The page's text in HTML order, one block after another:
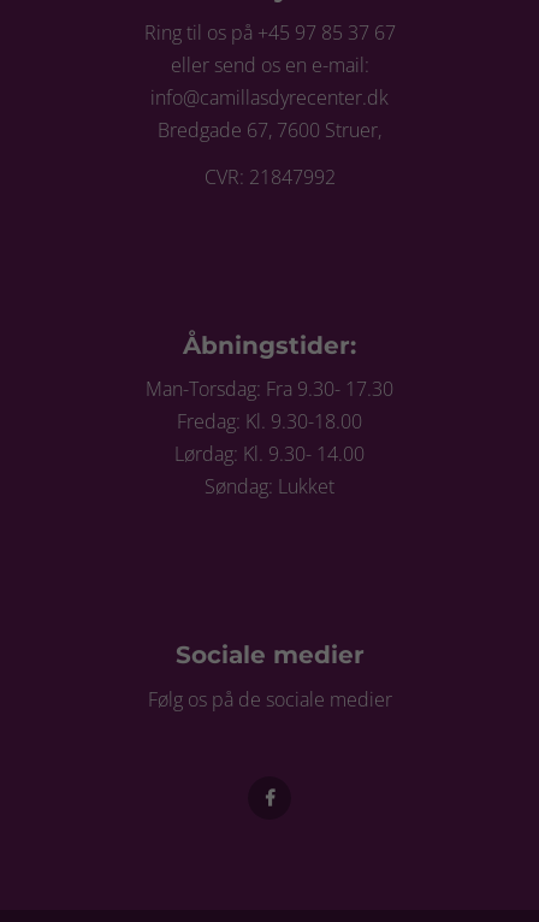
Ring til os på +45 97 85 37 67
eller send os en e-mail:
info@camillasdyrecenter.dk
Bredgade 67, 7600 Struer,
CVR: 21847992
Åbningstider:
Man-Torsdag: Fra 9.30- 17.30
Fredag: Kl. 9.30-18.00
Lørdag: Kl. 9.30- 14.00
Søndag: Lukket
Sociale medier
Følg os på de sociale medier